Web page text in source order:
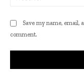
Save my name, email,
comment.